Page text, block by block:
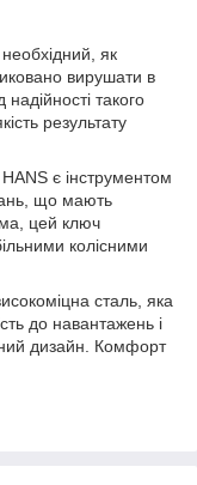
як
вирушати в
такого
результату
є інструментом
що мають
цей ключ
колісними
сталь, яка
до навантажень і
дизайн. Комфорт